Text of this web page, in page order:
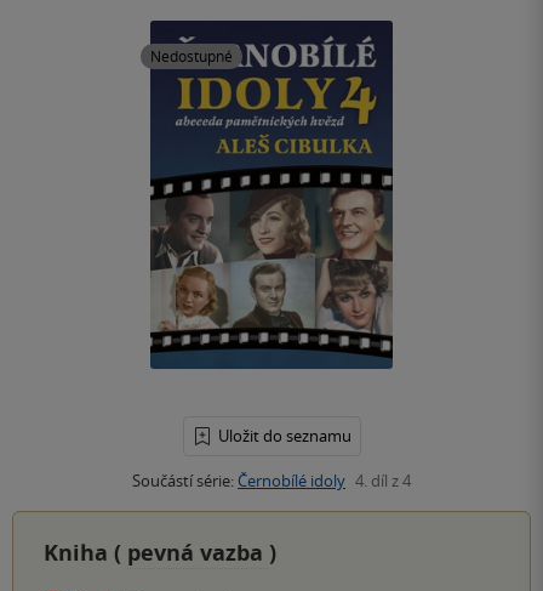
Nedostupné
Uložit do seznamu
Součástí série: Černobílé idoly 4. díl z 4
Kniha ( pevná vazba )